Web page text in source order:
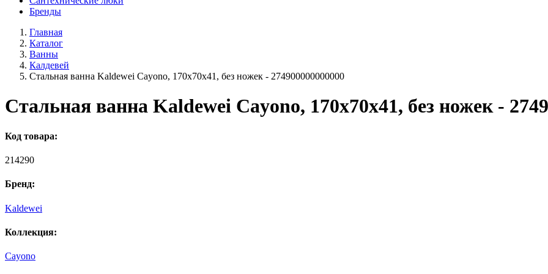
Бренды
Главная
Каталог
Ванны
Калдевей
Стальная ванна Kaldewei Cayono, 170х70х41, без ножек - 274900000000000
Стальная ванна Kaldewei Cayono, 170х70х41, без ножек -
Код товара:
214290
Бренд:
Kaldewei
Коллекция:
Cayono